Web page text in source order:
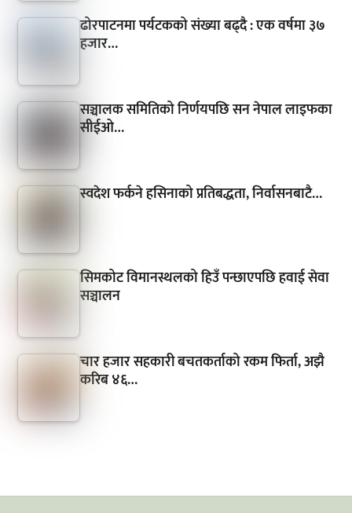
ढोरपाटनमा पर्यटकको संख्या बढ्दै : एक वर्षमा ३७
हजार…
सञ्चालक समितिको निर्णयपछि सन नेपाल लाइफका
सीईओ…
स्वदेश फर्कने हसिनाको प्रतिबद्धता, निर्वासनबाटै…
सिमकोट विमानस्थलको हिउँ पन्छाएपछि हवाई सेवा
सञ्चालन
चार हजार सहकारी बचतकर्ताको रकम फिर्ता, अझै
करिब ४६…